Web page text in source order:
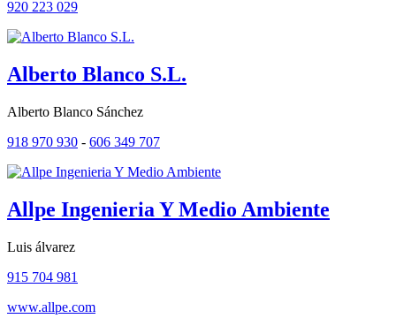
920 223 029
Alberto Blanco S.L.
Alberto Blanco Sánchez
918 970 930 - 606 349 707
Allpe Ingenieria Y Medio Ambiente
Luis álvarez
915 704 981
www.allpe.com